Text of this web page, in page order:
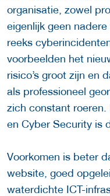
organisatie, zowel
eigenlijk geen
reeks
voorbeelden het
risico’s groot zijn en
als professioneel
zich constant
en Cyber Security is
Voorkomen is beter
website, goed
waterdichte ICT-